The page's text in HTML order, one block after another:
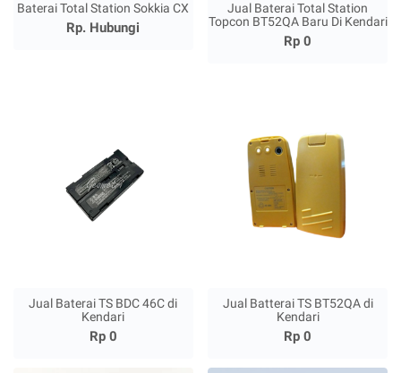
Baterai Total Station Sokkia CX
Rp. Hubungi
Jual Baterai Total Station
Topcon BT52QA Baru Di Kendari
Rp 0
Jual Baterai TS BDC 46C di
Kendari
Rp 0
Jual Batterai TS BT52QA di
Kendari
Rp 0